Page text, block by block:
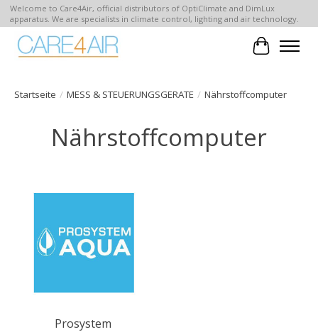
Welcome to Care4Air, official distributors of OptiClimate and DimLux
apparatus. We are specialists in climate control, lighting and air technology.
Ihr
Startseite / MESS & STEUERUNGSGERATE / Nährstoffcomputer
Nährstoffcomputer
Prosystem